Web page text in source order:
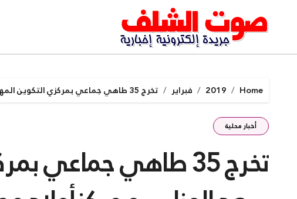
content
Home
2019 فبراير تخرج 35 طاهي جماعي بمركزي التكوين المهني سعد الوناس و مركزأولاد محمد
أخبار محلية
تخرج 35 طاهي جماعي